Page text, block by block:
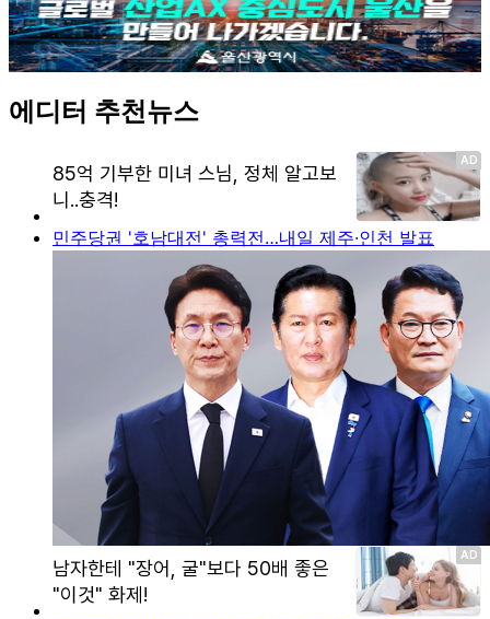
에디터 추천뉴스
민주당권 '호남대전' 총력전…내일 제주·인천 발표